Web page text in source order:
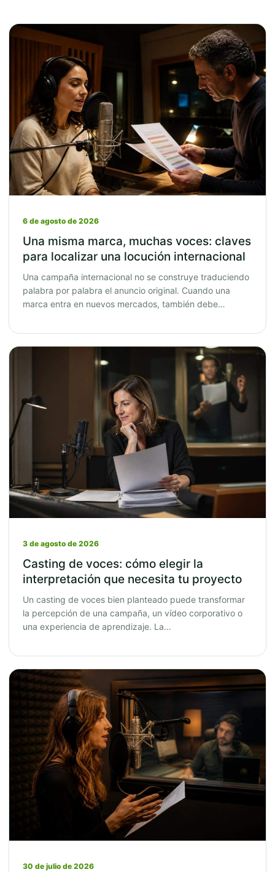
6 de agosto de 2026
Una misma marca, muchas voces: claves
para localizar una locución internacional
Una campaña internacional no se construye traduciendo
palabra por palabra el anuncio original. Cuando una
marca entra en nuevos mercados, también debe…
3 de agosto de 2026
Casting de voces: cómo elegir la
interpretación que necesita tu proyecto
Un casting de voces bien planteado puede transformar
la percepción de una campaña, un vídeo corporativo o
una experiencia de aprendizaje. La…
30 de julio de 2026